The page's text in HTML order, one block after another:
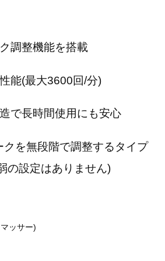
調整機能を搭載
能(最大3600回/分)
で長時間使用にも安心
を無段階で調整するタイプ
の設定はありません)
ッサー)